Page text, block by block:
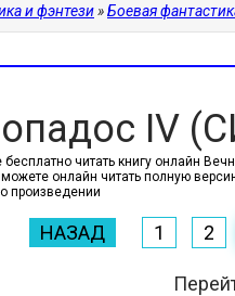
и фэнтези»Боевая
IV
читать книгу онлайн
онлайн читать полную
произведении
НАЗАД 1 2